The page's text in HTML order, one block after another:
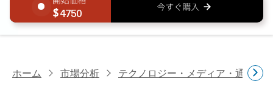
4750
ホーム 市場分析 テクノロジー・メディア・通信研